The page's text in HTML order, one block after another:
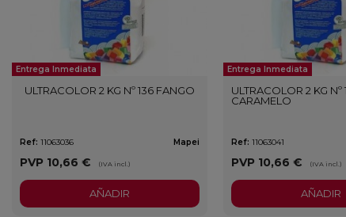
Entrega Inmediata
ULTRACOLOR 2 KG Nº 136 FANGO
Ref: 11063036 Mapei
PVP 10,66 € (IVA incl.)
AÑADIR
Entrega Inmediata
ULTRACOLOR 2 KG Nº
CARAMELO
Ref: 11063041
PVP 10,66 € (IVA incl.)
AÑADIR